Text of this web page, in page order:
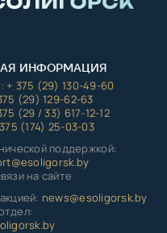
ИНФОРМАЦИЯ
+ 375 (29) 130-49-60
(29) 129-62-63
(29 / 33) 617-12-12
(174) 25-03-03
поддержкой:
на сайте
news@esoligorsk.by